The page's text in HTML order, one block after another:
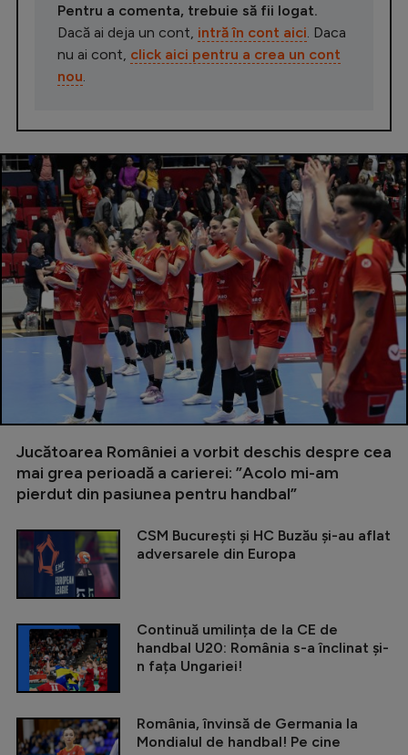
Pentru a comenta, trebuie să fii logat.
Dacă ai deja un cont, intră în cont aici . Daca
nu ai cont, click aici pentru a crea un cont
nou
Jucătoarea României a vorbit deschis despre cea
mai grea perioadă a carierei: ”Acolo mi-am
pierdut din pasiunea pentru handbal”
CSM București și HC Buzău și-au aflat
adversarele din Europa
Continuă umilința de la CE de
handbal U20: România s-a înclinat și-
n fața Ungariei!
România, învinsă de Germania la
Mondialul de handbal! Pe cine